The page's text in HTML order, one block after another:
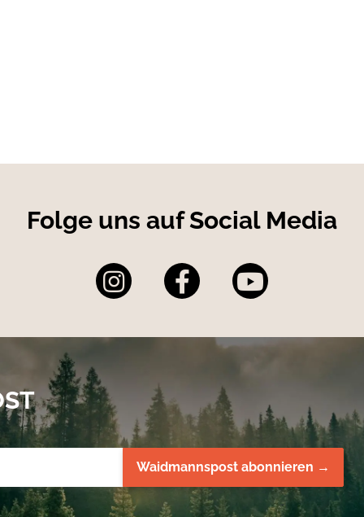
Folge uns auf Social Media
Waidmannspost abonnieren →